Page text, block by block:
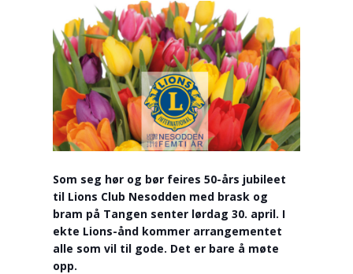
Som seg hør og bør feires 50-års jubileet
til Lions Club Nesodden med brask og
bram på Tangen senter lørdag 30. april. I
ekte Lions-ånd kommer arrangementet
alle som vil til gode. Det er bare å møte
opp.